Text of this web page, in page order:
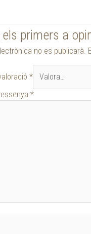
els primers a
no es publicarà.
*
*